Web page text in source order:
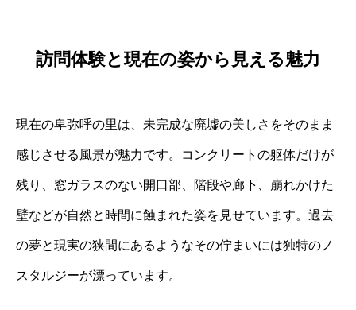
訪問体験と現在の姿から見える魅力
現在の卑弥呼の里は、未完成な廃墟の美しさをそのまま
感じさせる風景が魅力です。コンクリートの躯体だけが
残り、窓ガラスのない開口部、階段や廊下、崩れかけた
壁などが自然と時間に蝕まれた姿を見せています。過去
の夢と現実の狭間にあるようなその佇まいには独特のノ
スタルジーが漂っています。